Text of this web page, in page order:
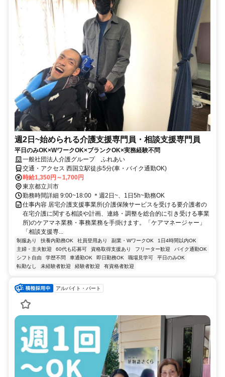
週2日~始められる介護支援専門員・相談支援専門員
平日のみOK×WワークOK×ブランクOK×実務経験不問
一般社団法人介護グループ ふれあい
交通・アクセス 西国立駅徒歩5分(車・バイク通勤OK)
時給1,350円～1,700円
東京都立川市
勤務時間詳細 9:00~18:00 ＊週2日~、1日5h~勤務OK
仕事内容 居宅介護支援事業所(介護保険サービスを受ける要介護者の
在宅介護に関する相談や計画、連絡・調整を総合的に引き受ける事業
所)のケアマネ業務・事務業務を手掛けます。「ケアマネージャー」
「相談支援専...
制服あり 扶養内勤務OK 社員登用あり 副業・WワークOK
1日4時間以内OK
主婦・主夫歓迎
60代も応募可 資格取得支援あり フリーター歓迎
バイク通勤OK
シフト自由
学歴不問 車通勤OK 即日勤務OK 職場見学可
平日のみOK
転勤なし
未経験者歓迎 経験者歓迎 有資格者歓迎
アルバイト・パート